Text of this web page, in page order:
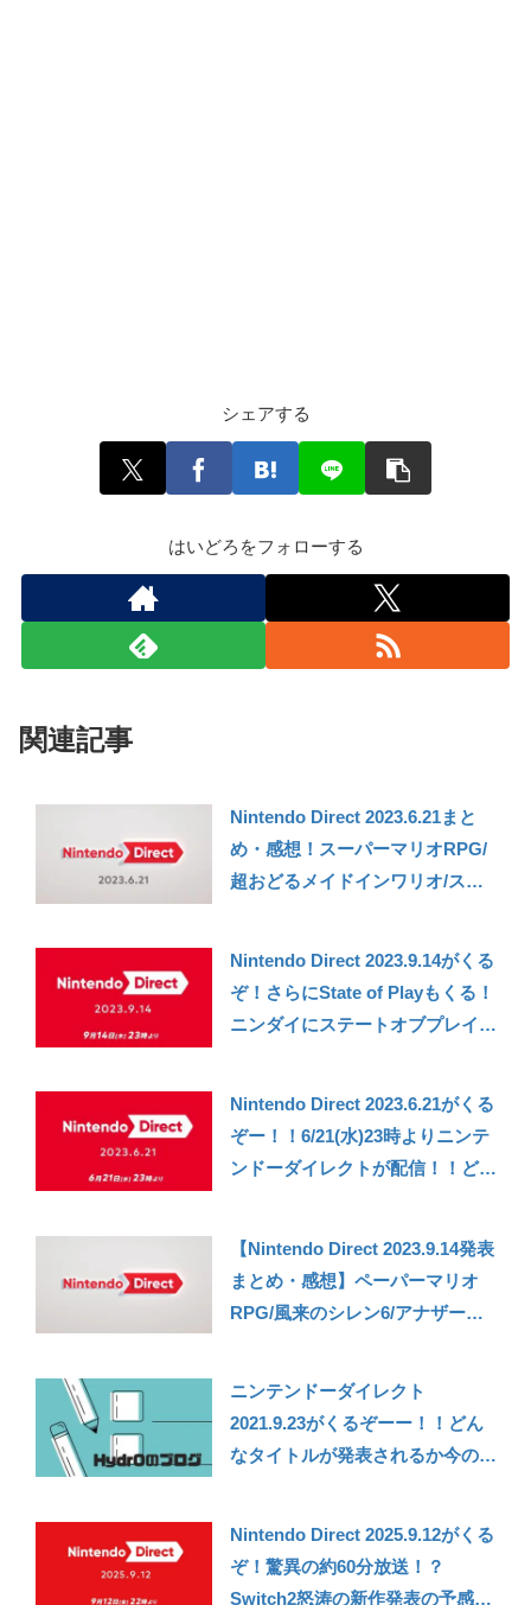
シェアする
はいどろをフォローする
関連記事
Nintendo Direct 2023.6.21まと
め・感想！スーパーマリオRPG/
超おどるメイドインワリオ/スー
ど充実のニンテンドーダイレク
ト！
Nintendo Direct 2023.9.14がくる
ぞ！さらにState of Playもくる！
ニンダイにステートオブプレイと
Nintendo Direct 2023.6.21がくる
ぞー！！6/21(水)23時よりニンテ
ンドーダイレクトが配信！！どん
【Nintendo Direct 2023.9.14発表
まとめ・感想】ペーパーマリオ
RPG/風来のシレン6/アナザーコ
ニンテンドーダイレクト
2021.9.23がくるぞーー！！どん
なタイトルが発表されるか今のう
Nintendo Direct 2025.9.12がくる
ぞ！驚異の約60分放送！？
Switch2怒涛の新作発表の予感。